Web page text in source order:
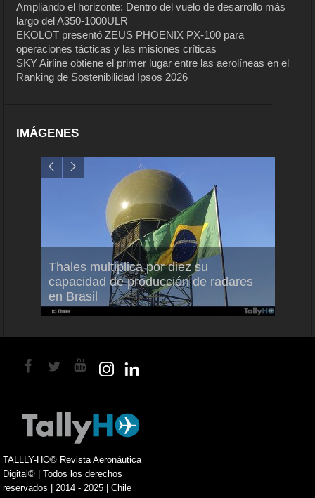
Ampliando el horizonte: Dentro del vuelo de desarrollo más
largo del A350-1000ULR
EKOLOT presentó ZEUS PHOENIX PX-100 para
operaciones tácticas y las misiones críticas
SKY Airline obtiene el primer lugar entre las aerolíneas en el
Ranking de Sostenibilidad Ipsos 2026
IMÁGENES
Thales multiplica por diez su
capacidad de producción de radares
en Brasil
TALLLY-HO© Revista Aeronáutica
Digital© | Todos los derechos
reservados | 2014 - 2025 | Chile